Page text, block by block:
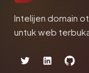
Intelijen domain
untuk web